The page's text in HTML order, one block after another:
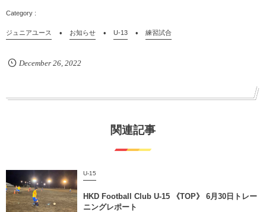
ジュニアユース お知らせ U-13 練習試合
December 26, 2022
関連記事
U-15
HKD Football Club U-15 《TOP》 6月30日トレー
ニングレポート